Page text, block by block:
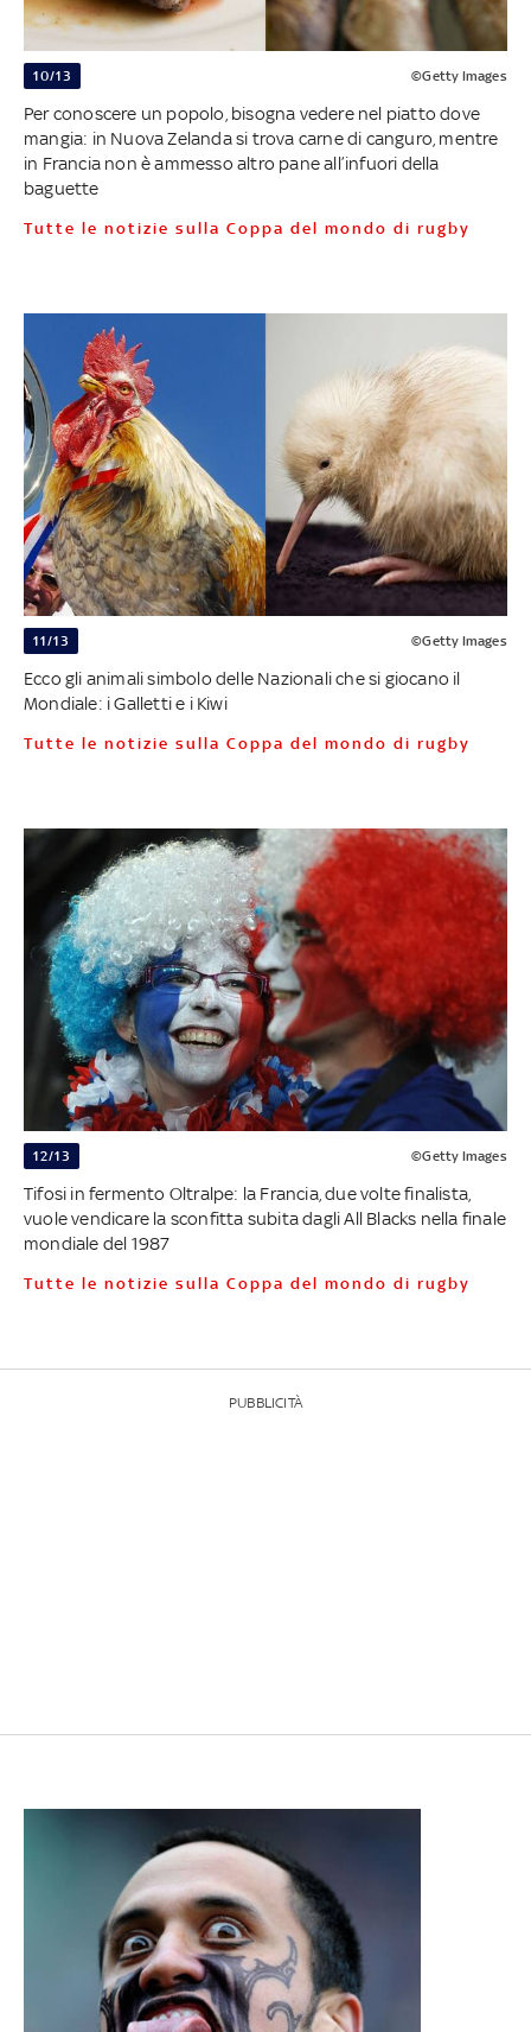
10/13 ©Getty Images
Per conoscere un popolo, bisogna vedere nel piatto dove
mangia: in Nuova Zelanda si trova carne di canguro, mentre
in Francia non è ammesso altro pane all’infuori della
baguette
Tutte le notizie sulla Coppa del mondo di rugby
11/13 ©Getty Images
Ecco gli animali simbolo delle Nazionali che si giocano il
Mondiale: i Galletti e i Kiwi
Tutte le notizie sulla Coppa del mondo di rugby
12/13 ©Getty Images
Tifosi in fermento Oltralpe: la Francia, due volte finalista,
vuole vendicare la sconfitta subita dagli All Blacks nella finale
mondiale del 1987
Tutte le notizie sulla Coppa del mondo di rugby
PUBBLICITÀ